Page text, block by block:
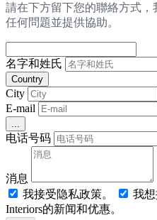
請在下方留下您的聯絡方式
任何問題並提供協助。
名字和姓氏
Country
City
E-mail
...
电话号码
消息
我接受隐私政策。
我想
Interiors的新闻和优惠。